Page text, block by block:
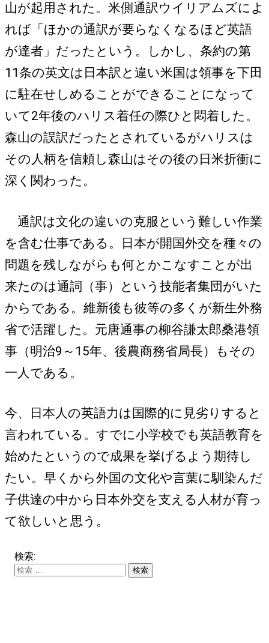
山が起用された。米側通訳ウイリアムズによ
れば「ほかの通訳が要らなくなるほど英語
が達者」だったという。しかし、条約の第
11条の英文は日本訳と違い米国は領事を下田
に駐在せしめることができることになって
いて2年後のハリス着任の際ひと悶着した。
森山の誤訳だったとされているがハリスは
その人柄を信頼し森山はその後の日米折衝に
深く関わった。
通訳は文化の違いの克服という難しい作業
を含む仕事である。日本が開国外交を種々の
問題を残しながらも何とかこなすことが出
来たのは通詞（事）という技能者集団がいた
からである。維新後も彼等の多くが新生外務
省で活躍した。元唐通事の柳谷謙太郎桑港領
事（明治9～15年、後農商務省局長）もその
一人である。
今、日本人の英語力は国際的に見劣りすると
言われている。すでに小学校でも英語教育を
始めたというので成果を挙げるよう期待し
たい。早くから外国の文化や言葉に馴染んだ
子供達の中から日本外交を支える人材が育っ
て欲しいと思う。
検索: